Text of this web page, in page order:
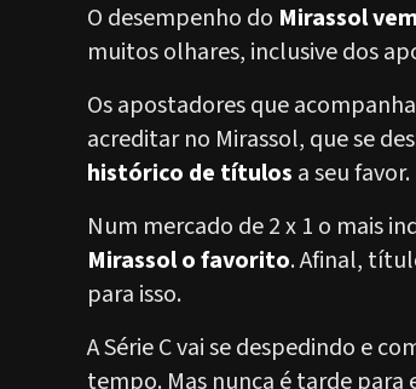
O desempenho do Mirassol
muitos olhares, inclusive dos
Os apostadores que
acreditar no Mirassol, que se
histórico de títulos a seu favor.
Num mercado de 2 x 1 o mais
Mirassol o favorito. Afinal,
para isso.
A Série C vai se despedindo e
tempo. Mas nunca é tarde